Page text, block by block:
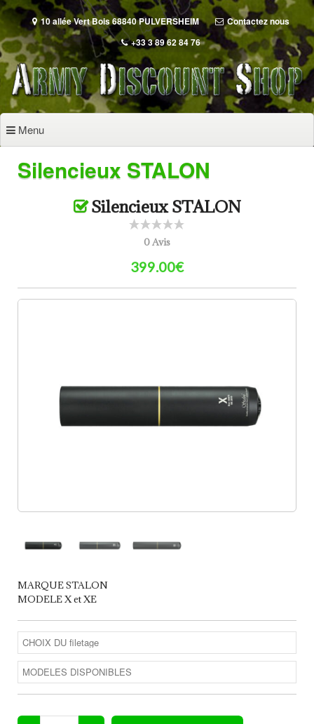
Aller
au
contenu
principal
10 allée Vert Bois 68840 PULVERSHEIM
Contactez nous
+33 3 89 62 84 76
Menu
Silencieux STALON
Silencieux STALON
0 Avis
399.00€
MARQUE STALON
MODELE X et XE